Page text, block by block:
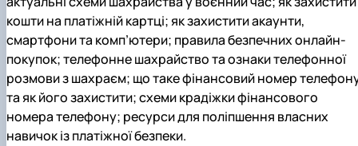
кошти на платіжній картці; як захистити акаунти,
смартфони та комп’ютери; правила безпечних онлайн-
покупок; телефонне шахрайство та ознаки телефонної
розмови з шахраєм; що таке фінансовий номер
та як його захистити; схеми крадіжки фінансового
номера телефону; ресурси для поліпшення власних
навичок із платіжної безпеки.